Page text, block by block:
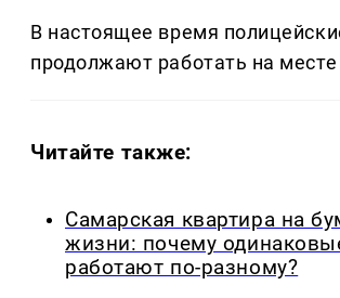
В настоящее время
продолжают работать на
Читайте также:
Самарская квартира на
жизни: почему
работают по-разному?